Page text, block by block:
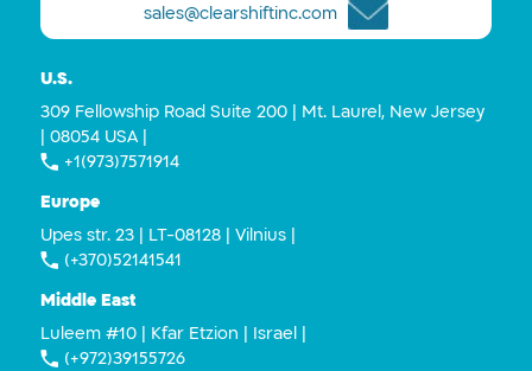
sales@clearshiftinc.com
U.S.
309 Fellowship Road Suite 200 | Mt. Laurel, New Jersey
| 08054 USA |
+1(973)7571914
Europe
Upes str. 23 | LT-08128 | Vilnius |
(+370)52141541
Middle East
Luleem #10 | Kfar Etzion | Israel |
(+972)39155726